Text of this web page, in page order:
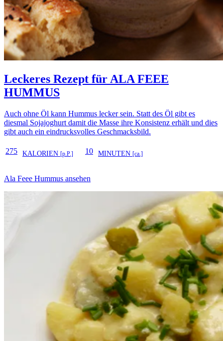
Leckeres Rezept für ALA FEEE
HUMMUS
Auch ohne Öl kann Hummus lecker sein. Statt des Öl gibt es
diesmal Sojajoghurt damit die Masse ihre Konsistenz erhält und dies
gibt auch ein eindrucksvolles Geschmacksbild.
275 KALORIEN [p.P.] 10 MINUTEN [ca.]
Ala Feee Hummus ansehen